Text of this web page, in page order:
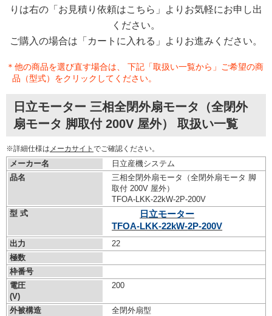
りは右の「お見積り依頼はこちら」よりお気軽にお申し出
ください。
ご購入の場合は「カートに入れる」よりお進みください。
＊他の商品を選び直す場合は、 下記「取扱い一覧から」ご希望の商
品（型式）をクリックしてください。
日立モーター 三相全閉外扇モータ（全閉外
扇モータ 脚取付 200V 屋外） 取扱い一覧
※詳細仕様は メーカサイト でご確認ください。
メーカー名
日立産機システム
品名
三相全閉外扇モータ（全閉外扇モータ 脚
取付 200V 屋外）
TFOA-LKK-22kW-2P-200V
型 式
日立モーター
TFOA-LKK-22kW-2P-200V
出力
22
極数
枠番号
電圧
(V)
200
外被構造
全閉外扇型